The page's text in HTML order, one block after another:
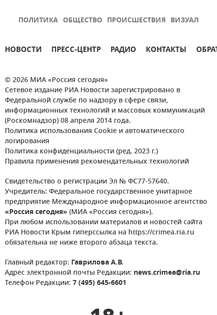
ПОЛИТИКА ОБЩЕСТВО ПРОИСШЕСТВИЯ ВИЗУАЛ
НОВОСТИ ПРЕСС-ЦЕНТР РАДИО КОНТАКТЫ
© 2026 МИА «Россия сегодня»
Сетевое издание РИА Новости зарегистрировано в
Федеральной службе по надзору в сфере связи,
информационных технологий и массовых коммуникаций
(Роскомнадзор) 08 апреля 2014 года.
Политика использования Cookie и автоматического
логирования
Политика конфиденциальности (ред. 2023 г.)
Правила применения рекомендательных технологий
Свидетельство о регистрации Эл № ФС77-57640.
Учредитель: Федеральное государственное унитарное
предприятие Международное информационное агентство
«Россия сегодня» (МИА «Россия сегодня»).
При любом использовании материалов и новостей сайта
РИА Новости Крым гиперссылка на https://crimea.ria.ru
обязательна не ниже второго абзаца текста.
Главный редактор: Гаврилова А.В.
Адрес электронной почты Редакции: news.crimea@ria.ru
Телефон Редакции: 7 (495) 645-6601